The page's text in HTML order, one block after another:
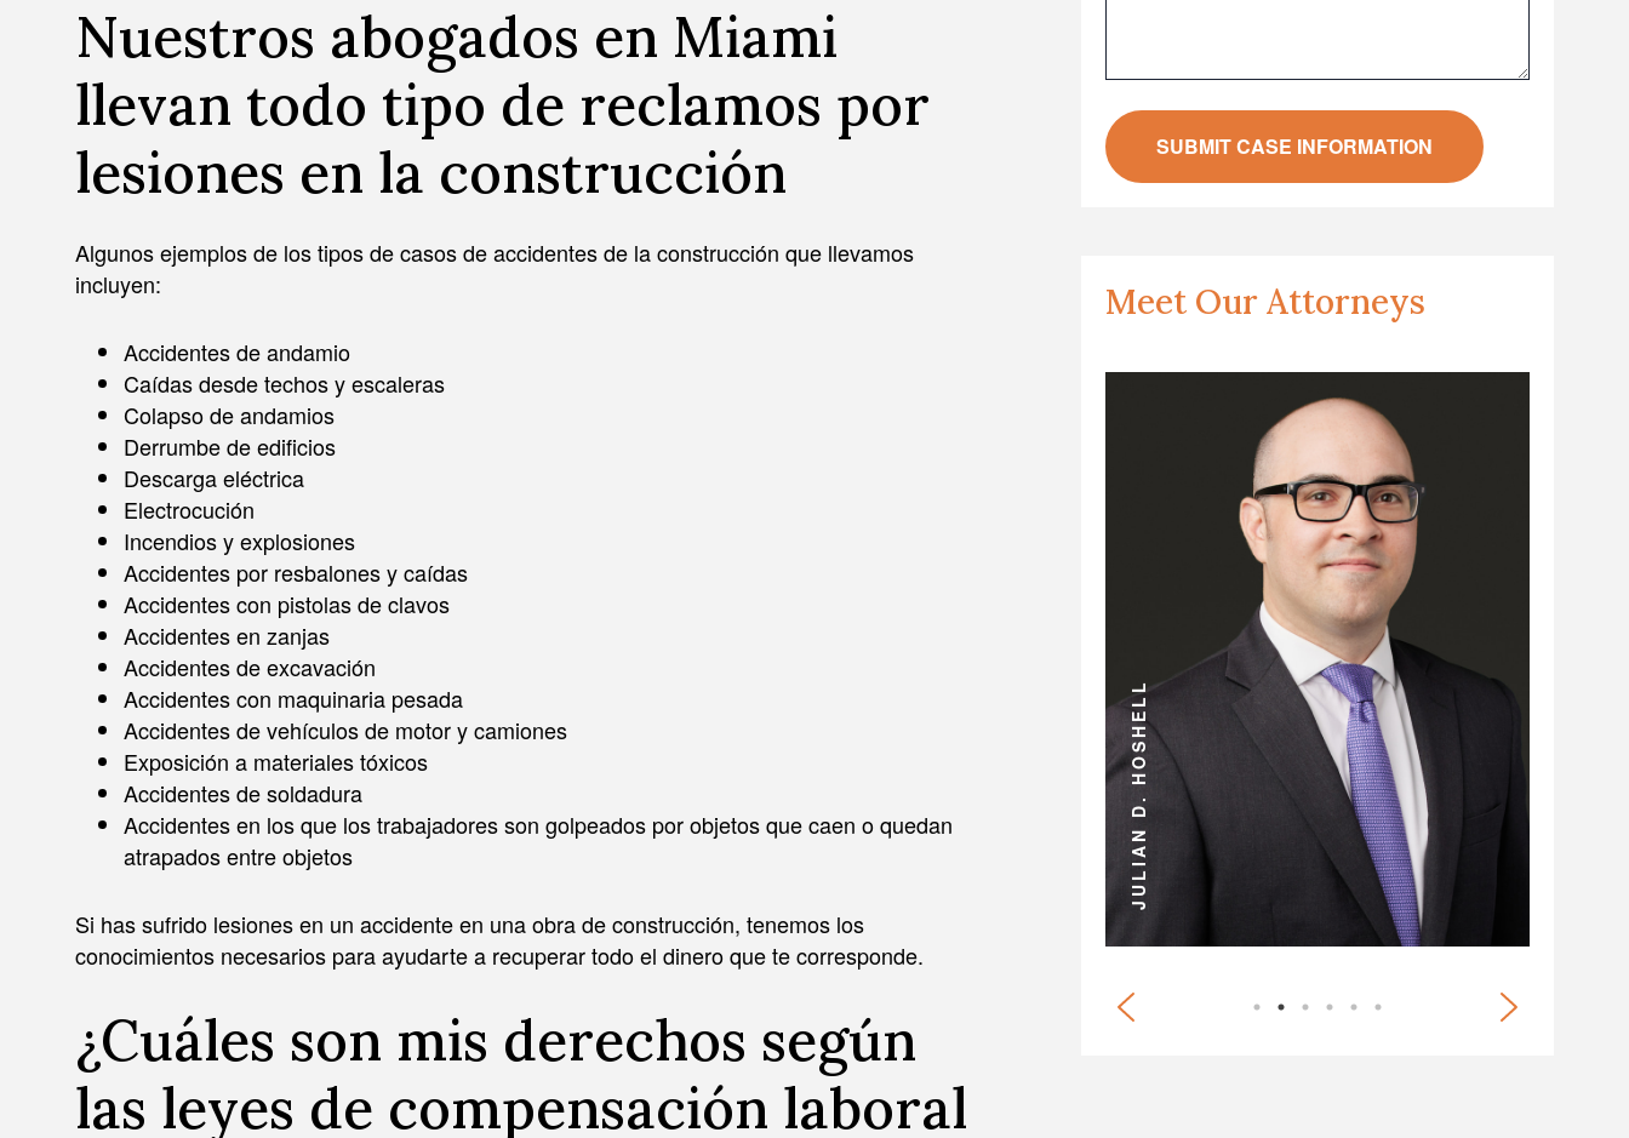
Nuestros abogados en Miami
llevan todo tipo de reclamos por
lesiones en la construcción
Algunos ejemplos de los tipos de casos de accidentes de la construcción que llevamos
incluyen:
Accidentes de andamio
Caídas desde techos y escaleras
Colapso de andamios
Derrumbe de edificios
Descarga eléctrica
Electrocución
Incendios y explosiones
Accidentes por resbalones y caídas
Accidentes con pistolas de clavos
Accidentes en zanjas
Accidentes de excavación
Accidentes con maquinaria pesada
Accidentes de vehículos de motor y camiones
Exposición a materiales tóxicos
Accidentes de soldadura
Accidentes en los que los trabajadores son golpeados por objetos que caen o quedan
atrapados entre objetos
Si has sufrido lesiones en un accidente en una obra de construcción, tenemos los
conocimientos necesarios para ayudarte a recuperar todo el dinero que te corresponde.
¿Cuáles son mis derechos según
las leyes de compensación laboral
Meet Our Attorneys
MICHAEL N. FOLGA ADAM J. ZAYED JEREMY D. LEE